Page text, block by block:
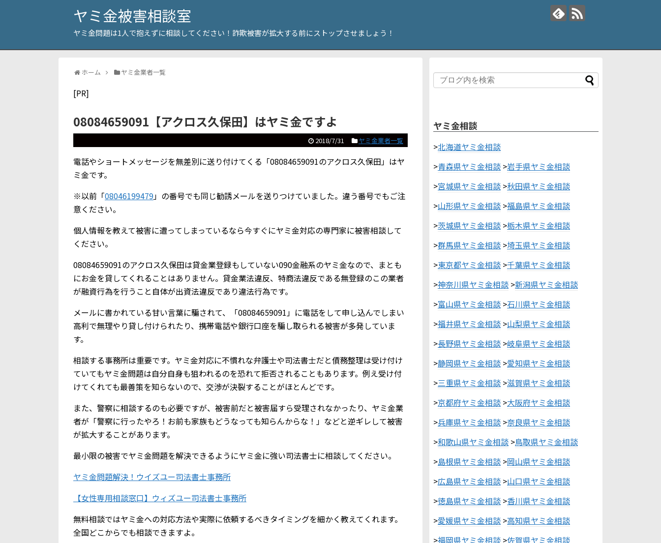
ヤミ金被害相談室
ヤミ金問題は1人で抱えずに相談してください！詐欺被害が拡大する前にストップさせましょう！
ホーム ヤミ金業者一覧
[PR]
08084659091【アクロス久保田】はヤミ金ですよ
2018/7/31 ヤミ金業者一覧
電話やショートメッセージを無差別に送り付けてくる「08084659091のアクロス久保田」はヤ
ミ金です。
※以前「08046199479」の番号でも同じ勧誘メールを送りつけていました。違う番号でもご注
意ください。
個人情報を教えて被害に遭ってしまっているなら今すぐにヤミ金対応の専門家に被害相談して
ください。
08084659091のアクロス久保田は貸金業登録もしていない090金融系のヤミ金なので、まとも
にお金を貸してくれることはありません。貸金業法違反、特商法違反である無登録のこの業者
が融資行為を行うこと自体が出資法違反であり違法行為です。
メールに書かれている甘い言葉に騙されて、「08084659091」に電話をして申し込んでしまい
高利で無理やり貸し付けられたり、携帯電話や銀行口座を騙し取られる被害が多発していま
す。
相談する事務所は重要です。ヤミ金対応に不慣れな弁護士や司法書士だと債務整理は受け付け
ていてもヤミ金問題は自分自身も狙われるのを恐れて拒否されることもあります。例え受け付
けてくれても最善策を知らないので、交渉が決裂することがほとんどです。
また、警察に相談するのも必要ですが、被害前だと被害届すら受理されなかったり、ヤミ金業
者が「警察に行ったやろ！お前も家族もどうなっても知らんからな！」などと逆ギレして被害
が拡大することがあります。
最小限の被害でヤミ金問題を解決できるようにヤミ金に強い司法書士に相談してください。
ヤミ金問題解決！ウイズユー司法書士事務所
【女性専用相談窓口】ウィズユー司法書士事務所
無料相談ではヤミ金への対応方法や実際に依頼するべきタイミングを細かく教えてくれます。
全国どこからでも相談できますよ。
ヤミ金相談
>北海道ヤミ金相談
>青森県ヤミ金相談 >岩手県ヤミ金相談
>宮城県ヤミ金相談 >秋田県ヤミ金相談
>山形県ヤミ金相談 >福島県ヤミ金相談
>茨城県ヤミ金相談 >栃木県ヤミ金相談
>群馬県ヤミ金相談 >埼玉県ヤミ金相談
>東京都ヤミ金相談 >千葉県ヤミ金相談
>神奈川県ヤミ金相談 >新潟県ヤミ金相談
>富山県ヤミ金相談 >石川県ヤミ金相談
>福井県ヤミ金相談 >山梨県ヤミ金相談
>長野県ヤミ金相談 >岐阜県ヤミ金相談
>静岡県ヤミ金相談 >愛知県ヤミ金相談
>三重県ヤミ金相談 >滋賀県ヤミ金相談
>京都府ヤミ金相談 >大阪府ヤミ金相談
>兵庫県ヤミ金相談 >奈良県ヤミ金相談
>和歌山県ヤミ金相談 >鳥取県ヤミ金相談
>島根県ヤミ金相談 >岡山県ヤミ金相談
>広島県ヤミ金相談 >山口県ヤミ金相談
>徳島県ヤミ金相談 >香川県ヤミ金相談
>愛媛県ヤミ金相談 >高知県ヤミ金相談
>福岡県ヤミ金相談 >佐賀県ヤミ金相談